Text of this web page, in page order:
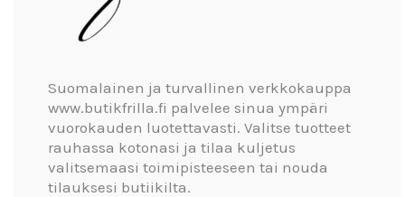
Suomalainen ja turvallinen verkkokauppa
www.butikfrilla.fi palvelee sinua ympäri
vuorokauden luotettavasti. Valitse tuotteet
rauhassa kotonasi ja tilaa kuljetus
valitsemaasi toimipisteeseen tai nouda
tilauksesi butiikilta.